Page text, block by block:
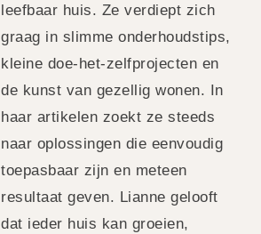
leefbaar huis. Ze verdiept zich
graag in slimme onderhoudstips,
kleine doe-het-zelfprojecten en
de kunst van gezellig wonen. In
haar artikelen zoekt ze steeds
naar oplossingen die eenvoudig
toepasbaar zijn en meteen
resultaat geven. Lianne gelooft
dat ieder huis kan groeien,